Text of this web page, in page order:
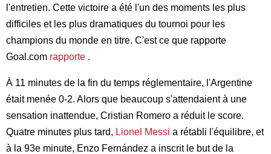
l'entretien. Cette victoire a été l'un des moments les plus
difficiles et les plus dramatiques du tournoi pour les
champions du monde en titre. C'est ce que rapporte
Goal.com rapporte .
À 11 minutes de la fin du temps réglementaire, l'Argentine
était menée 0-2. Alors que beaucoup s'attendaient à une
sensation inattendue, Cristian Romero a réduit le score.
Quatre minutes plus tard, Lionel Messi a rétabli l'équilibre, et
à la 93e minute, Enzo Fernández a inscrit le but de la